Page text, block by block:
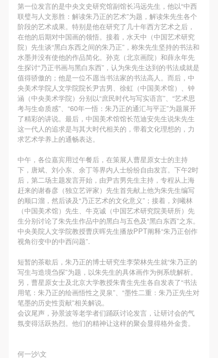
第一位发言的是中央文史研究馆副馆长冯远先生，他以“中西
联璧与人文形胜：解读朱乃正的艺术”为题，解读朱先生各个
阶段的艺术成果。特别是他在研究了几十年西方艺术之后，
在他的后期对中国画的领悟。接着，水天中（中国艺术研究
院）先生谈“黑白东西之间的朱乃正”，称朱先生坚持的书法和
水墨并没有使他的作品简化。孙克（北京画院）和薛永年先
生探讨“乃正书画与黑白东西”，认为朱先生达到的书法成就是
值得骄傲的；他是一位不愿当书法家的书法高人。而后，中
央美术学院人文学院院长尹吉男、徐虹（中国美术馆）、钟
涵（中央美术学院）分别以“庶民时代与写实语言”、“艺术思
考与生命质感”、“60年一悟：朱乃正的通汇与平正”为题展开
了精彩的讲说。最后，中国美术馆馆长范迪安先生说朱先生
这一代人的追求是与其大时代相关的，带着文化理想的，力
求艺术学养上的通畅表达。
中午，各位嘉宾用过午餐后，在策展人曹星原女士的主持
下，唐斌、刘小东、余丁等界内人士纷纷自由发言。下午2时
后，第二场主题发言开始，由尹吉男先生主持，专程从上海
赶来的谢春彦（独立艺评家）先生首先献上他为朱先生编写
的顺口溜，然后谈及“乃正艺术的文化意义”；接着，刘曦林
（中国美术馆）先生、牛克诚（中国艺术研究院美研所）先
生分别讨论了朱先生作品中的黑白与五色及“黑白东西”之东。
中央美院人文学院教授曹庆晖先生播放PPT阐释“朱乃正创作
视角衍变中的中西问题”.
短暂的茶歇后，朱乃正的博士研究生李荣林先生就“朱乃正的
写生与造境刍探”为题，以朱先生的具体画作为例系统解析。
另，曹星原女士及北京大学教授朱青生先生各自发表了“书法
用笔：朱乃正的绘画悟性之灵泉”、“墨性二重：朱乃正先生对
笔墨的历史性贡献”相关解说。
会议尾声，孙景波等老学者们踊跃讨论发言，让研讨会的气
氛变得活跃热烈。他们的精神让这样的聚会显得格外金贵。
何一沙\文
律、法规，必须遵循道德和社会公德规范，并应该具
备以人为本、团结友爱、互相帮助和助人为乐的良好
品质。
第三条
参加本次活动人员应该是成年人（具有完全民事行为
能力的人，18周岁以上）未成年人必须在成年人的陪
同下参观。
第四条
参加活动者在此次活动期间的人身安全责任自负。鼓
励参加者自行购买人身安全保险。活动中一旦出现事
故，活动中任何非事故当事人及美术馆将不承担人身
事故的任何责任，但有互相援助的义务。参加活动的
成员应当积极主动的组织实施救援工作，但对事故本
身不承担任何法律责任和经济责任。参加本次活动者
的人身安全不负有民事及相关连带责任。
第五条
参加活动者在此次活动期间应主动遵守美术馆活动秩
序、维护美术馆场地及展示、展览、馆藏艺术作品及
地、空间、艺术品、衍生品等受到不同程度的损失、
破坏。活动中任何非事故当事人及美术馆将不承担相
应的责任与损失，应由参与活动者根据相应的法律条
文、组织规定进行协商和赔偿。并追究相应的法律责
任和经济责任。
律、法规，必须遵循道德和社会公德规范，并应该具
备以人为本、团结友爱、互相帮助和助人为乐的良好
品质。
第三条
参加本次活动人员应该是成年人（具有完全民事行为
能力的人，18周岁以上）未成年人必须在成年人的陪
同下参观。
第四条
参加活动者在此次活动期间的人身安全责任自负。鼓
励参加者自行购买人身安全保险。活动中一旦出现事
故，活动中任何非事故当事人及美术馆将不承担人身
事故的任何责任，但有互相援助的义务。参加活动的
成员应当积极主动的组织实施救援工作，但对事故本
身不承担任何法律责任和经济责任。参加本次活动者
的人身安全不负有民事及相关连带责任。
第五条
参加活动者在此次活动期间应主动遵守美术馆活动秩
序、维护美术馆场地及展示、展览、馆藏艺术作品及
地、空间、艺术品、衍生品等受到不同程度的损失、
破坏。活动中任何非事故当事人及美术馆将不承担相
应的责任与损失，应由参与活动者根据相应的法律条
文、组织规定进行协商和赔偿。并追究相应的法律责
任和经济责任。
律、法规，必须遵循道德和社会公德规范，并应该具
备以人为本、团结友爱、互相帮助和助人为乐的良好
品质。
第三条
参加本次活动人员应该是成年人（具有完全民事行为
能力的人，18周岁以上）未成年人必须在成年人的陪
同下参观。
第四条
参加活动者在此次活动期间的人身安全责任自负。鼓
励参加者自行购买人身安全保险。活动中一旦出现事
故，活动中任何非事故当事人及美术馆将不承担人身
事故的任何责任，但有互相援助的义务。参加活动的
成员应当积极主动的组织实施救援工作，但对事故本
身不承担任何法律责任和经济责任。参加本次活动者
的人身安全不负有民事及相关连带责任。
第五条
参加活动者在此次活动期间应主动遵守美术馆活动秩
序、维护美术馆场地及展示、展览、馆藏艺术作品及
地、空间、艺术品、衍生品等受到不同程度的损失、
破坏。活动中任何非事故当事人及美术馆将不承担相
应的责任与损失，应由参与活动者根据相应的法律条
文、组织规定进行协商和赔偿。并追究相应的法律责
任和经济责任。
快捷登录 帐号密码登录
手机号码
发送验证码
手机号码将作为您的登录账号
验证码
可使用雅昌艺术网会员账户登录